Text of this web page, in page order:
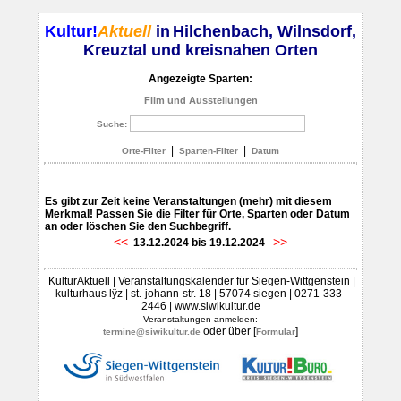
Kultur!Aktuellin Hilchenbach, Wilnsdorf,
Kreuztal und kreisnahen Orten
Angezeigte Sparten:
Film und Ausstellungen
Suche:
Orte-Filter Sparten-Filter Datum
Es gibt zur Zeit keine Veranstaltungen (mehr) mit diesem
Merkmal! Passen Sie die Filter für Orte, Sparten oder Datum
an oder löschen Sie den Suchbegriff.
<< 13.12.2024 bis 19.12.2024 >>
KulturAktuell | Veranstaltungskalender für Siegen-Wittgenstein |
kulturhaus lÿz | st.-johann-str. 18 | 57074 siegen | 0271-333-
2446 | www.siwikultur.de
Veranstaltungen anmelden:
termine@siwikultur.de oder über [Formular]